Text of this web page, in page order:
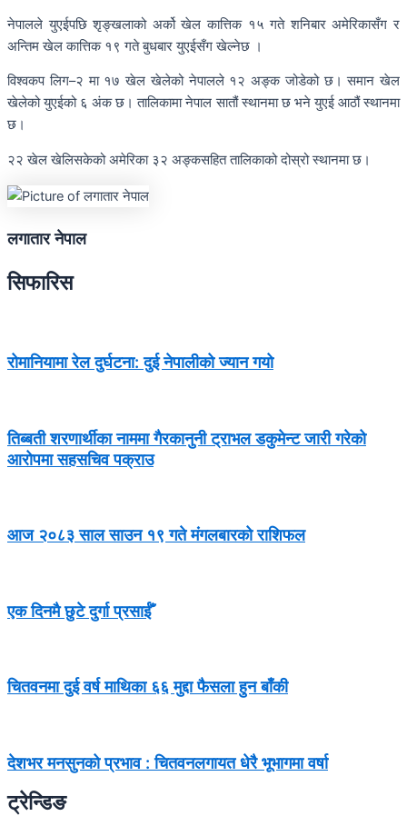
नेपालले युएईपछि शृङ्खलाको अर्को खेल कात्तिक १५ गते शनिबार अमेरिकासँग र
अन्तिम खेल कात्तिक १९ गते बुधबार युएईसँग खेल्नेछ ।
विश्वकप लिग–२ मा १७ खेल खेलेको नेपालले १२ अङ्क जोडेको छ। समान खेल
खेलेको युएईको ६ अंक छ। तालिकामा नेपाल सातौं स्थानमा छ भने युएई आठौं स्थानमा
छ।
२२ खेल खेलिसकेको अमेरिका ३२ अङ्कसहित तालिकाको दोस्रो स्थानमा छ।
लगातार नेपाल
सिफारिस
रोमानियामा रेल दुर्घटना: दुई नेपालीको ज्यान गयो
तिब्बती शरणार्थीका नाममा गैरकानुनी ट्राभल डकुमेन्ट जारी गरेको
आरोपमा सहसचिव पक्राउ
आज २०८३ साल साउन १९ गते मंगलबारको राशिफल
एक दिनमै छुटे दुर्गा प्रसाईँ
चितवनमा दुई वर्ष माथिका ६६ मुद्दा फैसला हुन बाँकी
देशभर मनसुनको प्रभाव : चितवनलगायत धेरै भूभागमा वर्षा
ट्रेन्डिङ